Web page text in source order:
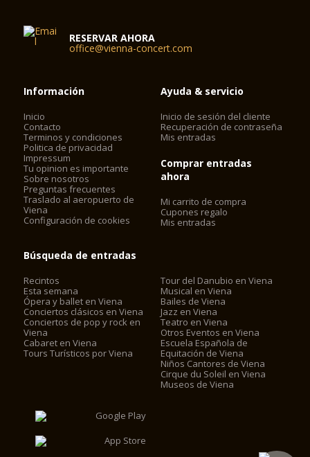
RESERVAR AHORA
office@vienna-concert.com
Información
Inicio
Contacto
Terminos y condiciones
Politica de privacidad
Impressum
Tu opinion es importante
Sobre nosotros
Preguntas frecuentes
Traslado al aeropuerto de
Viena
Configuración de cookies
Ayuda & servicio
Inicio de sesión del cliente
Recuperación de contraseña
Mis entradas
Comprar entradas
ahora
Mi carrito de compra
Cupones regalo
Mis entradas
Búsqueda de entradas
Recintos
Esta semana
Ópera y ballet en Viena
Conciertos clásicos en Viena
Conciertos de pop y rock en
Viena
Cabaret en Viena
Tours Turísticos por Viena
Tour del Danubio en Viena
Musical en Viena
Bailes de Viena
Jazz en Viena
Teatro en Viena
Otros Eventos en Viena
Escuela Española de
Equitación de Viena
Niños Cantores de Viena
Cirque du Soleil en Viena
Museos de Viena